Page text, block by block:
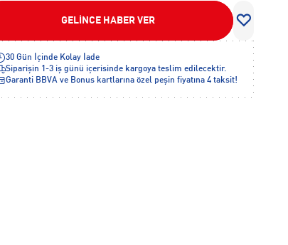
GELİNCE HABER VER
30 Gün İçinde Kolay İade
Siparişin 1-3 iş günü içerisinde kargoya teslim edilecektir.
Garanti BBVA ve Bonus kartlarına özel peşin fiyatına 4 taksit!